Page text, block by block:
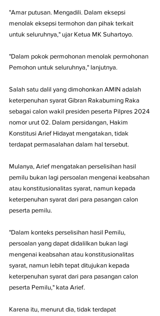
"Amar putusan. Mengadili. Dalam eksepsi
menolak eksepsi termohon dan pihak terkait
untuk seluruhnya," ujar Ketua MK Suhartoyo.
"Dalam pokok permohonan menolak permohonan
Pemohon untuk seluruhnya," lanjutnya.
Salah satu dalil yang dimohonkan AMIN adalah
keterpenuhan syarat Gibran Rakabuming Raka
sebagai calon wakil presiden peserta Pilpres 2024
nomor urut 02. Dalam persidangan, Hakim
Konstitusi Arief Hidayat mengatakan, tidak
terdapat permasalahan dalam hal tersebut.
Mulanya, Arief mengatakan perselisihan hasil
pemilu bukan lagi persoalan mengenai keabsahan
atau konstitusionalitas syarat, namun kepada
keterpenuhan syarat dari para pasangan calon
peserta pemilu.
"Dalam konteks perselisihan hasil Pemilu,
persoalan yang dapat didalilkan bukan lagi
mengenai keabsahan atau konstitusionalitas
syarat, namun lebih tepat ditujukan kepada
keterpenuhan syarat dari para pasangan calon
peserta Pemilu," kata Arief.
Karena itu, menurut dia, tidak terdapat